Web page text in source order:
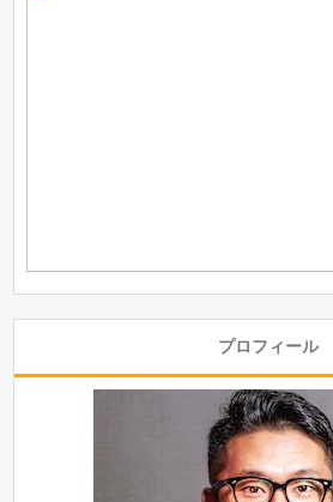
プロフィール